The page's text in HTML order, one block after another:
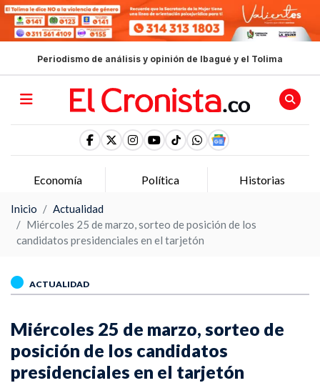
Periodismo de análisis y opinión de Ibagué y el Tolima
Economía Política Historias
Inicio
Actualidad
Miércoles 25 de marzo, sorteo de posición de los
candidatos presidenciales en el tarjetón
ACTUALIDAD
Miércoles 25 de marzo, sorteo de
posición de los candidatos
presidenciales en el tarjetón